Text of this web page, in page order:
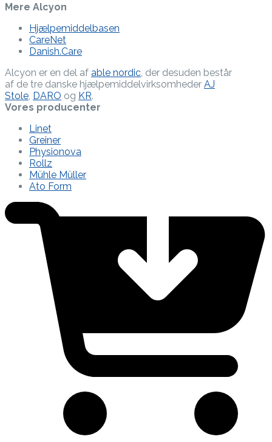
Mere Alcyon
Hjælpemiddelbasen
CareNet
Danish.Care
Alcyon er en del af able nordic , der desuden består
af de tre danske hjælpe­middel­virksomheder AJ
Stole DARO og KR.
Vores producenter
Linet
Greiner
Physionova
Rollz
Mühle Müller
Ato Form